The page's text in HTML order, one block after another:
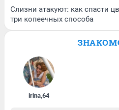
Слизни атакуют: как спасти
три копеечных способа
irina,64